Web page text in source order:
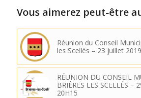
Vous aimerez peut-être
Réunion du Conseil
les Scellés – 23 juillet 2019
RÉUNION DU CONSEIL
BRIÈRES LES SCELLÉS –
20H15